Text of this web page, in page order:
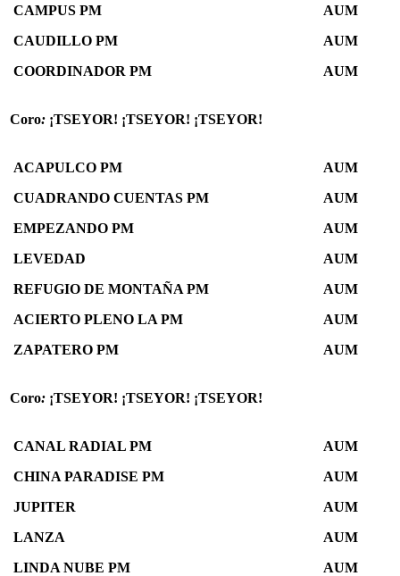
CAMPUS PM
CAUDILLO PM
COORDINADOR PM
AUM
AUM
AUM
Coro: ¡TSEYOR! ¡TSEYOR! ¡TSEYOR!
ACAPULCO PM
CUADRANDO CUENTAS PM
EMPEZANDO PM
LEVEDAD
REFUGIO DE MONTAÑA PM
ACIERTO PLENO LA PM
ZAPATERO PM
AUM
AUM
AUM
AUM
AUM
AUM
AUM
Coro: ¡TSEYOR! ¡TSEYOR! ¡TSEYOR!
CANAL RADIAL PM
CHINA PARADISE PM
JUPITER
LANZA
LINDA NUBE PM
AUM
AUM
AUM
AUM
AUM